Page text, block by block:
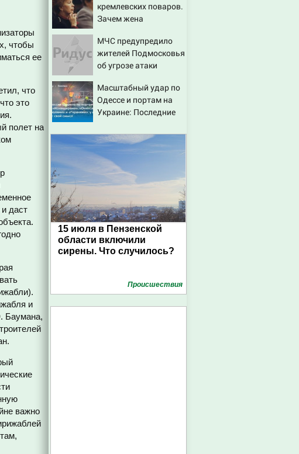
чтобы
ее
что
это
полет на
даст
и
Баумана,
важно
кремлевских поваров.
Зачем жена
пять видов каши
каждое утро?
МЧС предупредило
жителей Подмосковья
об угрозе атаки
Масштабный удар по
Одессе и портам на
Украине: Последние
об ударах России 9
августа 2026 года
15 июля в Пензенской
области включили
сирены. Что случилось?
Проиcшествия